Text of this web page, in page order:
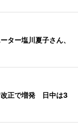
ター塩川夏子さん、
改正で増発 日中は3